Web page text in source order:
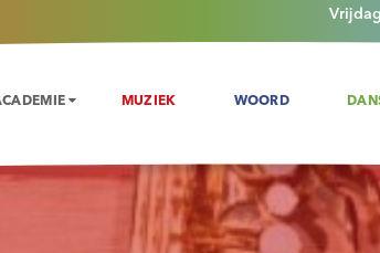
MUZIEK WOORD